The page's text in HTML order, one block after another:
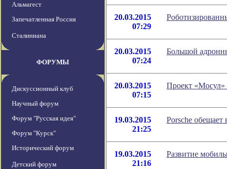
Альмагест
Запечатленная Россия
Сталиниана
ФОРУМЫ
Дискуссионный клуб
Научный форум
Форум "Русская идея"
Форум "Курск"
Исторический форум
Детский форум
20.03.2015
07:29
20.03.2015
07:24
Большой
20.03.2015
07:15
Проект
19.03.2015
21:25
Porsche
19.03.2015
21:16
Развитие